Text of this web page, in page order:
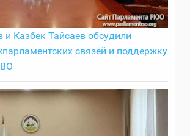
и Казбек Тайсаев обсудили
связей и поддержку